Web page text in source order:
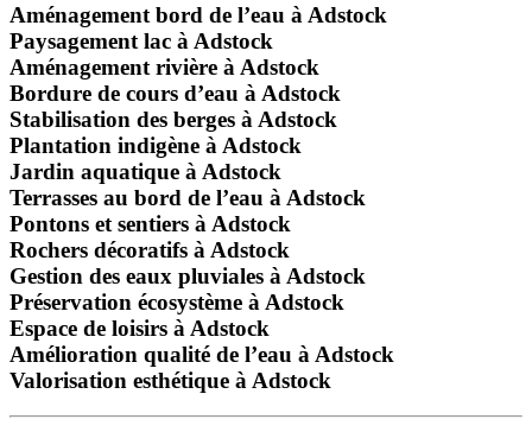
Aménagement bord de l’eau à Adstock
Paysagement lac à Adstock
Aménagement rivière à Adstock
Bordure de cours d’eau à Adstock
Stabilisation des berges à Adstock
Plantation indigène à Adstock
Jardin aquatique à Adstock
Terrasses au bord de l’eau à Adstock
Pontons et sentiers à Adstock
Rochers décoratifs à Adstock
Gestion des eaux pluviales à Adstock
Préservation écosystème à Adstock
Espace de loisirs à Adstock
Amélioration qualité de l’eau à Adstock
Valorisation esthétique à Adstock